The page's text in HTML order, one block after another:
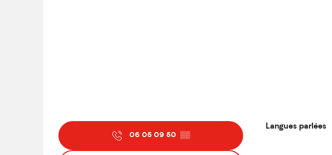
06 05 09 50 ▒▒
Langues parlées
Langues parlées